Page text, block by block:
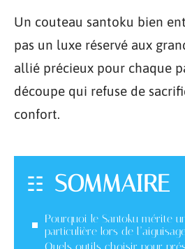
Un couteau santoku bien
pas un luxe réservé aux
allié précieux pour chaque
découpe qui refuse de
confort.
SOMMAIRE
Pourquoi le Santoku mérite
particulière lors de
Quels outils choisir pour